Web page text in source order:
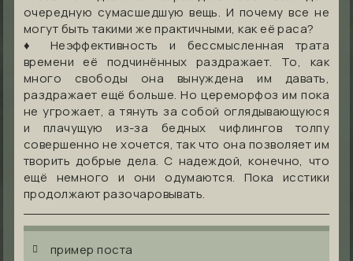
очередную сумасшедшую вещь. И почему все не
могут быть такими же практичными, как её раса?
♦ Неэффективность и бессмысленная трата
времени её подчинённых раздражает. То, как
много свободы она вынуждена им давать,
раздражает ещё больше. Но цереморфоз им пока
не угрожает, а тянуть за собой оглядывающуюся
и плачущую из-за бедных чифлингов толпу
совершенно не хочется, так что она позволяет им
творить добрые дела. С надеждой, конечно, что
ещё немного и они одумаются. Пока исстики
продолжают разочаровывать.
пример поста